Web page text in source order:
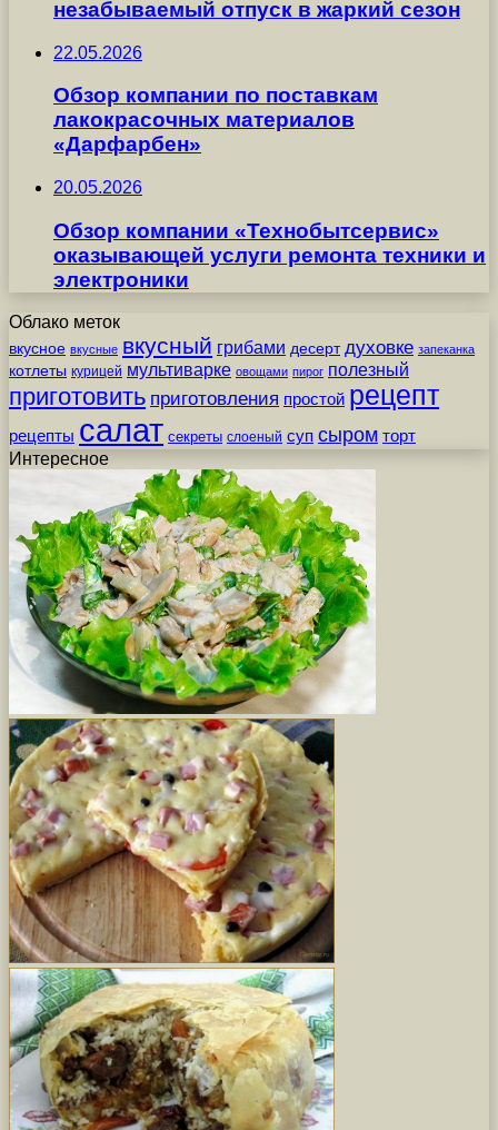
незабываемый отпуск в жаркий сезон
22.05.2026
Обзор компании по поставкам
лакокрасочных материалов
«Дарфарбен»
20.05.2026
Обзор компании «Технобытсервис»
оказывающей услуги ремонта техники и
электроники
Облако меток
вкусное вкусные вкусный грибами десерт духовке запеканка
котлеты курицей мультиварке овощами пирог полезный
приготовить приготовления простой рецепт
рецепты салат секреты слоеный суп сыром торт
Интересное